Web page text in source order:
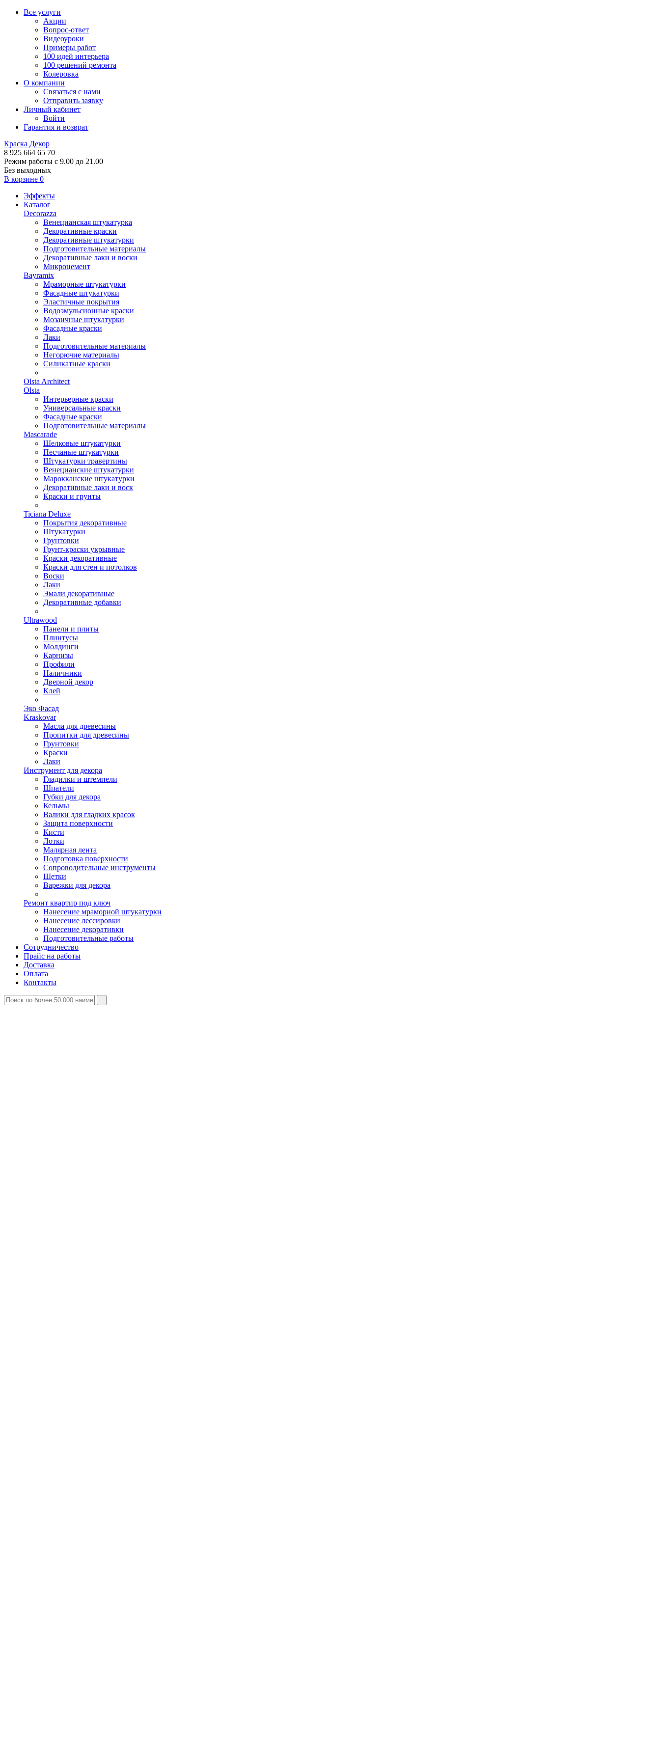
Все услуги
Акции
Вопрос-ответ
Видеоуроки
Примеры работ
100 идей интерьера
100 решений ремонта
Колеровка
О компании
Связаться с нами
Отправить заявку
Личный кабинет
Войти
Гарантия и возврат
Краска Декор
8 925 664 65 70
Режим работы с 9.00 до 21.00
Без выходных
В корзине 0
Эффекты
Каталог
Decorazza
Венецианская штукатурка
Декоративные краски
Декоративные штукатурки
Подготовительные материалы
Декоративные лаки и воски
Микроцемент
Bayramix
Мраморные штукатурки
Фасадные штукатурки
Эластичные покрытия
Водоэмульсионные краски
Мозаичные штукатурки
Фасадные краски
Лаки
Подготовительные материалы
Негорючие материалы
Силикатные краски
Olsta Architect
Olsta
Интерьерные краски
Универсальные краски
Фасадные краски
Подготовительные материалы
Mascarade
Шелковые штукатурки
Песчаные штукатурки
Штукатурки травертины
Венецианские штукатурки
Марокканские штукатурки
Декоративные лаки и воск
Краски и грунты
Ticiana Deluxe
Покрытия декоративные
Штукатурки
Грунтовки
Грунт-краски укрывные
Краски декоративные
Краски для стен и потолков
Воски
Лаки
Эмали декоративные
Декоративные добавки
Ultrawood
Панели и плиты
Плинтусы
Молдинги
Карнизы
Профили
Наличники
Дверной декор
Клей
Эко Фасад
Kraskovar
Масла для древесины
Пропитки для древесины
Грунтовки
Краски
Лаки
Инструмент для декора
Гладилки и штемпели
Шпатели
Губки для декора
Кельмы
Валики для гладких красок
Защита поверхности
Кисти
Лотки
Малярная лента
Подготовка поверхности
Сопроводительные инструменты
Щетки
Варежки для декора
Ремонт квартир под ключ
Нанесение мраморной штукатурки
Нанесение лессировки
Нанесение декоративки
Подготовительные работы
Сотрудничество
Прайс на работы
Доставка
Оплата
Контакты